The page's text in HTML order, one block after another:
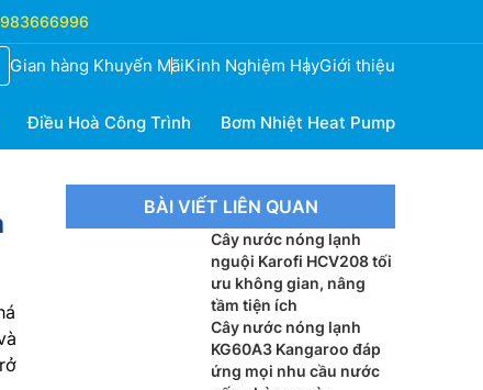
Gian hàng Khuyến MãiKinh Nghiệm HayGiới thiệu
Điều Hoà Công Trình Bơm Nhiệt Heat Pump
BÀI VIẾT LIÊN QUAN
Cây nước nóng lạnh
nguội Karofi HCV208 tối
ưu không gian, nâng
tầm tiện ích
Cây nước nóng lạnh
KG60A3 Kangaroo đáp
ứng mọi nhu cầu nước